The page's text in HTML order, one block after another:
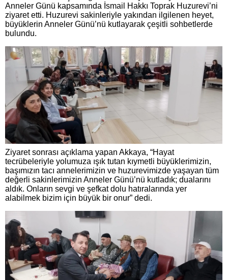
Anneler Günü kapsamında İsmail Hakkı Toprak Huzurevi’ni
ziyaret etti. Huzurevi sakinleriyle yakından ilgilenen heyet,
büyüklerin Anneler Günü’nü kutlayarak çeşitli sohbetlerde
bulundu.
Ziyaret sonrası açıklama yapan Akkaya, “Hayat
tecrübeleriyle yolumuza ışık tutan kıymetli büyüklerimizin,
başımızın tacı annelerimizin ve huzurevimizde yaşayan tüm
değerli sakinlerimizin Anneler Günü’nü kutladık; dualarını
aldık. Onların sevgi ve şefkat dolu hatıralarında yer
alabilmek bizim için büyük bir onur” dedi.